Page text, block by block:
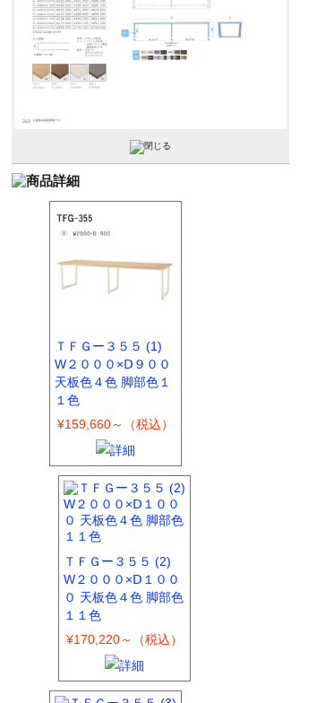
ＴＦＧー３５５ (1)
W２０００×Ⅾ９００
天板色４色 脚部色１
１色
¥159,660～（税込）
ＴＦＧー３５５ (2)
W２０００×Ⅾ１００
０ 天板色４色 脚部色
１１色
¥170,220～（税込）